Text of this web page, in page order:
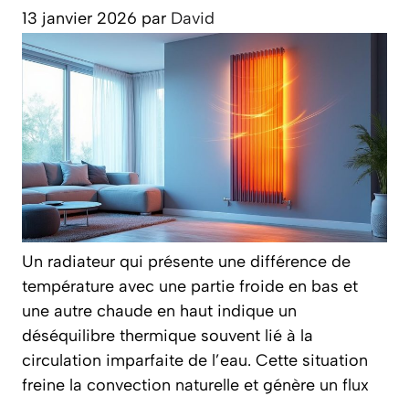
13 janvier 2026 par David
Un radiateur qui présente une différence de
température avec une partie froide en bas et
une autre chaude en haut indique un
déséquilibre thermique souvent lié à la
circulation imparfaite de l’eau. Cette situation
freine la convection naturelle et génère un flux